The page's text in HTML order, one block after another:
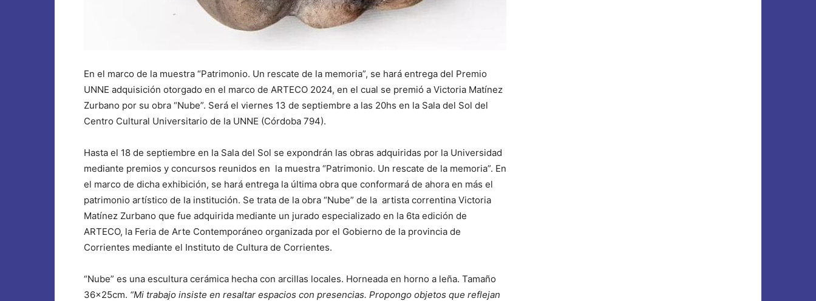
En el marco de la muestra “Patrimonio. Un rescate de la memoria”, se hará entrega del Premio
UNNE adquisición otorgado en el marco de ARTECO 2024, en el cual se premió a Victoria Matínez
Zurbano por su obra “Nube”. Será el viernes 13 de septiembre a las 20hs en la Sala del Sol del
Centro Cultural Universitario de la UNNE (Córdoba 794).
Hasta el 18 de septiembre en la Sala del Sol se expondrán las obras adquiridas por la Universidad
mediante premios y concursos reunidos en la muestra “Patrimonio. Un rescate de la memoria”. En
el marco de dicha exhibición, se hará entrega la última obra que conformará de ahora en más el
patrimonio artístico de la institución. Se trata de la obra “Nube” de la artista correntina Victoria
Matínez Zurbano que fue adquirida mediante un jurado especializado en la 6ta edición de
ARTECO, la Feria de Arte Contemporáneo organizada por el Gobierno de la provincia de
Corrientes mediante el Instituto de Cultura de Corrientes.
“Nube” es una escultura cerámica hecha con arcillas locales. Horneada en horno a leña. Tamaño
36x25cm. “Mi trabajo insiste en resaltar espacios con presencias. Propongo objetos que reflejan